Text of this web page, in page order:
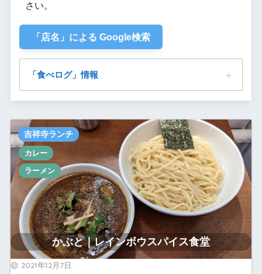
さい。
「店名」による Google検索
「食べログ」情報
2021年12月7日
かぶと｜レインボウスパイス食堂
吉祥寺ランチ
カレー
ラーメン